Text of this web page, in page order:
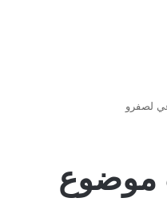
لصفرو
موضوع